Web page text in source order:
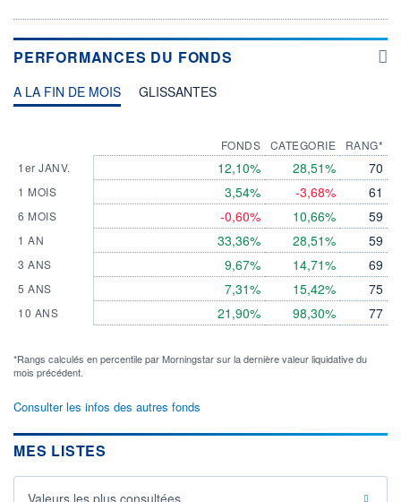
PERFORMANCES DU FONDS
A LA FIN DE MOIS GLISSANTES
1er JANV.
1 MOIS
6 MOIS
1 AN
3 ANS
5 ANS
10 ANS
FONDS
12,10%
3,54%
-0,60%
33,36%
9,67%
7,31%
21,90%
CATEGORIE
28,51%
-3,68%
10,66%
28,51%
14,71%
15,42%
98,30%
RANG*
70
61
59
59
69
75
77
*Rangs calculés en percentile par Morningstar sur la dernière valeur liquidative du
mois précédent.
Consulter les infos des autres fonds
MES LISTES